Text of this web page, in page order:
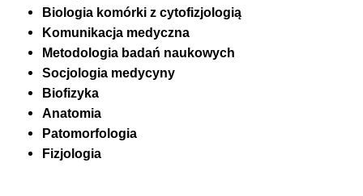
Biologia komórki z cytofizjologią
Komunikacja medyczna
Metodologia badań naukowych
Socjologia medycyny
Biofizyka
Anatomia
Patomorfologia
Fizjologia